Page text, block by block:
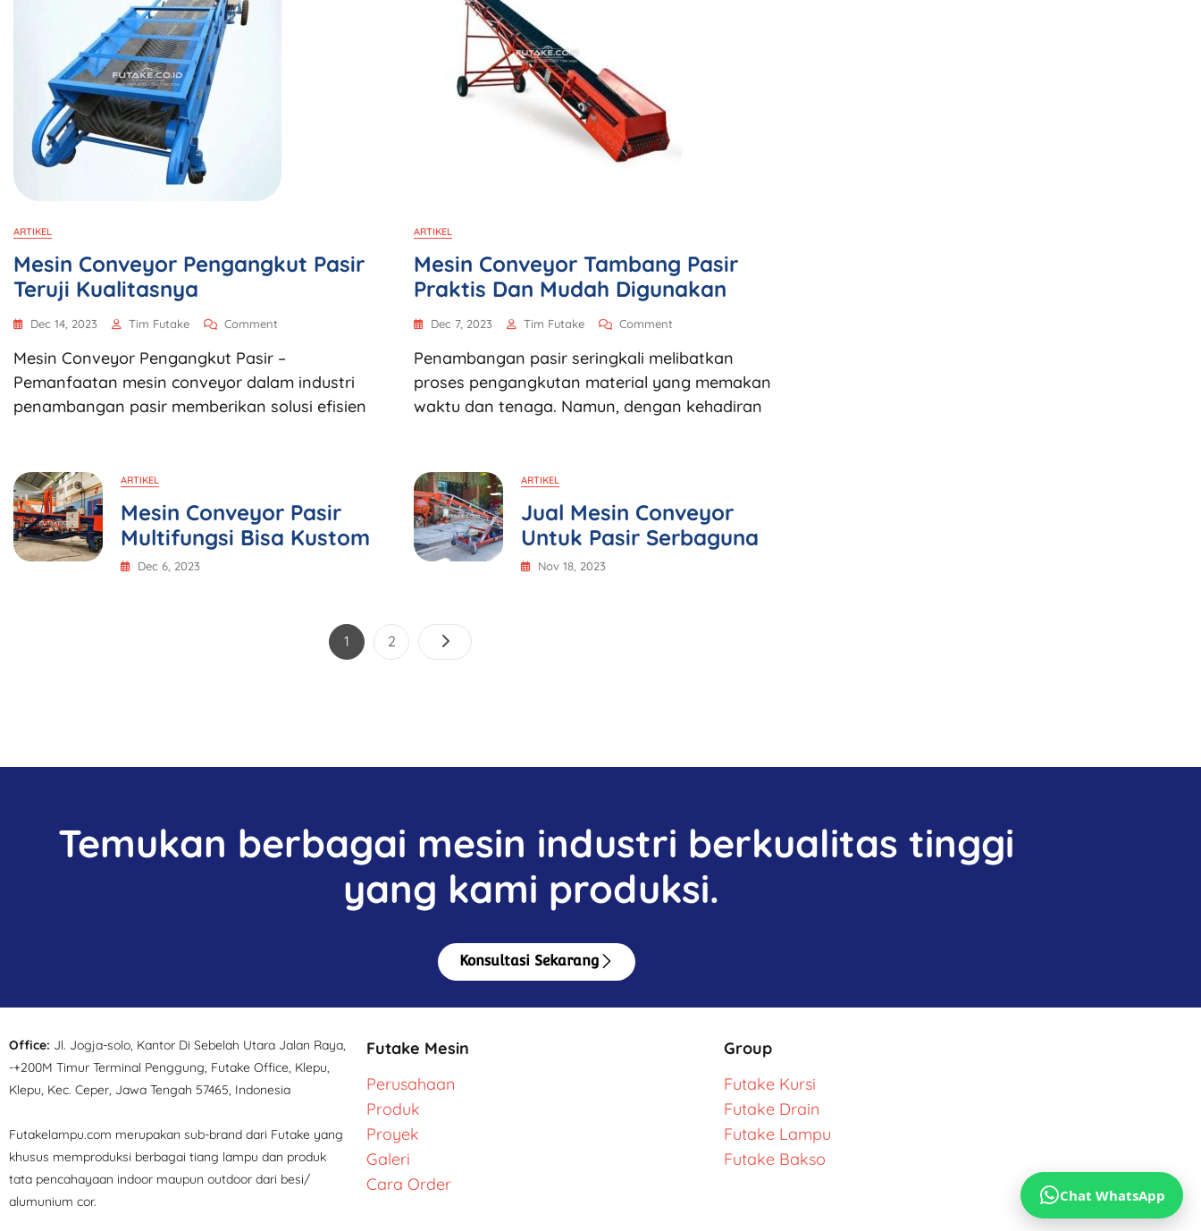
ARTIKEL
Mesin Conveyor Pengangkut Pasir
Teruji Kualitasnya
Dec 14, 2023 Tim Futake Comment
Mesin Conveyor Pengangkut Pasir –
Pemanfaatan mesin conveyor dalam industri
penambangan pasir memberikan solusi efisien
ARTIKEL
Mesin Conveyor Tambang Pasir
Praktis Dan Mudah Digunakan
Dec 7, 2023 Tim Futake Comment
Penambangan pasir seringkali melibatkan
proses pengangkutan material yang memakan
waktu dan tenaga. Namun, dengan kehadiran
ARTIKEL
Mesin Conveyor Pasir
Multifungsi Bisa Kustom
Dec 6, 2023
ARTIKEL
Jual Mesin Conveyor
Untuk Pasir Serbaguna
Nov 18, 2023
1 2
Temukan berbagai mesin industri berkualitas tinggi
yang kami produksi.
Konsultasi Sekarang
Office: Jl. Jogja-solo, Kantor Di Sebelah Utara Jalan Raya,
-+200M Timur Terminal Penggung, Futake Office, Klepu,
Klepu, Kec. Ceper, Jawa Tengah 57465, Indonesia
Futakelampu.com merupakan sub-brand dari Futake yang
khusus memproduksi berbagai tiang lampu dan produk
tata pencahayaan indoor maupun outdoor dari besi/
alumunium cor.
Futake Mesin
Perusahaan
Produk
Proyek
Galeri
Cara Order
Group
Futake Kursi
Futake Drain
Futake Lampu
Futake Bakso
Chat WhatsApp